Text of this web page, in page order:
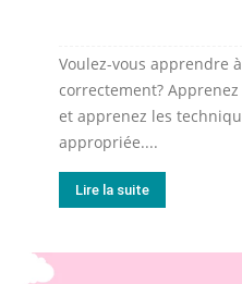
Voulez-vous apprendre
correctement?
et apprenez les
appropriée....
Lire la suite